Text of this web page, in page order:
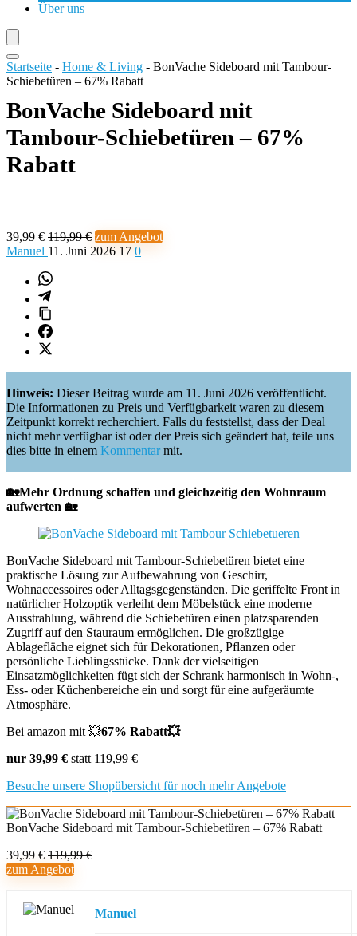
Über uns
Startseite - Home & Living - BonVache Sideboard mit Tambour-
Schiebetüren – 67% Rabatt
BonVache Sideboard mit
Tambour-Schiebetüren – 67%
Rabatt
39,99 € 119,99 € zum Angebot
Manuel 11. Juni 2026 17 0
Hinweis: Dieser Beitrag wurde am 11. Juni 2026 veröffentlicht.
Die Informationen zu Preis und Verfügbarkeit waren zu diesem
Zeitpunkt korrekt recherchiert. Falls du feststellst, dass der Deal
nicht mehr verfügbar ist oder der Preis sich geändert hat, teile uns
dies bitte in einem Kommentarmit.
🏡Mehr Ordnung schaffen und gleichzeitig den Wohnraum
aufwerten 🏡
BonVache Sideboard mit Tambour-Schiebetüren bietet eine
praktische Lösung zur Aufbewahrung von Geschirr,
Wohnaccessoires oder Alltagsgegenständen. Die geriffelte Front in
natürlicher Holzoptik verleiht dem Möbelstück eine moderne
Ausstrahlung, während die Schiebetüren einen platzsparenden
Zugriff auf den Stauraum ermöglichen. Die großzügige
Ablagefläche eignet sich für Dekorationen, Pflanzen oder
persönliche Lieblingsstücke. Dank der vielseitigen
Einsatzmöglichkeiten fügt sich der Schrank harmonisch in Wohn-,
Ess- oder Küchenbereiche ein und sorgt für eine aufgeräumte
Atmosphäre.
Bei amazon mit 💥67% Rabatt💥
nur 39,99 € statt 119,99 €
Besuche unsere Shopübersicht für noch mehr Angebote
BonVache Sideboard mit Tambour-Schiebetüren – 67% Rabatt
39,99 € 119,99 €
zum Angebot
Manuel